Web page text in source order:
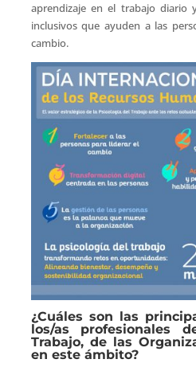
aprendizaje en el trabajo diario
inclusivos que ayuden a las
cambio.
¿Cuáles son las
los/as profesionales
Trabajo, de las
en este ámbito?